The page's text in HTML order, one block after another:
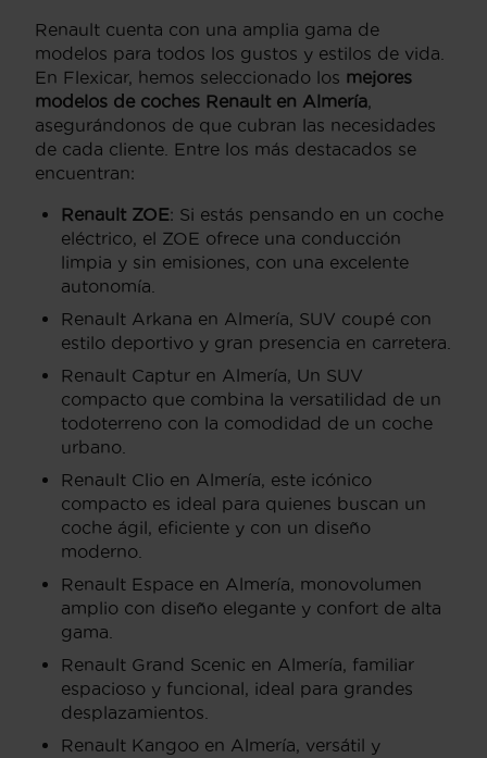
Renault cuenta con una amplia gama de
modelos para todos los gustos y estilos de vida.
En Flexicar, hemos seleccionado los mejores
modelos de coches Renault en Almería
asegurándonos de que cubran las necesidades
de cada cliente. Entre los más destacados se
encuentran:
Renault ZOE: Si estás pensando en un coche
eléctrico, el ZOE ofrece una conducción
limpia y sin emisiones, con una excelente
autonomía.
Renault Arkana en Almería, SUV coupé con
estilo deportivo y gran presencia en carretera.
Renault Captur en Almería, Un SUV
compacto que combina la versatilidad de un
todoterreno con la comodidad de un coche
urbano.
Renault Clio en Almería, este icónico
compacto es ideal para quienes buscan un
coche ágil, eficiente y con un diseño
moderno.
Renault Espace en Almería, monovolumen
amplio con diseño elegante y confort de alta
gama.
Renault Grand Scenic en Almería, familiar
espacioso y funcional, ideal para grandes
desplazamientos.
Renault Kangoo en Almería, versátil y